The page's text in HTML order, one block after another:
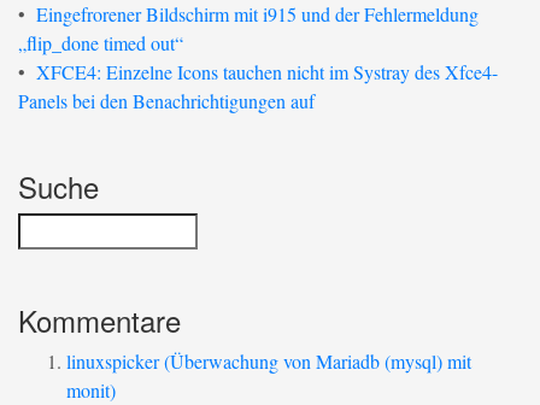
• Eingefrorener Bildschirm mit i915 und der Fehlermeldung
„flip_done timed out“
• XFCE4: Einzelne Icons tauchen nicht im Systray des Xfce4-
Panels bei den Benachrichtigungen auf
Suche
Kommentare
linuxspicker (Überwachung von Mariadb (mysql) mit
monit)